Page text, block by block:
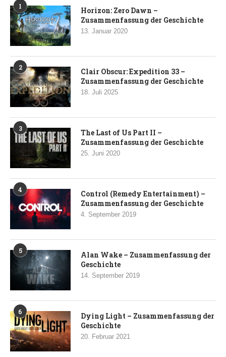
1
Horizon: Zero Dawn –
Zusammenfassung der Geschichte
13. Januar 2020
2
Clair Obscur: Expedition 33 –
Zusammenfassung der Geschichte
18. Juli 2025
3
The Last of Us Part II –
Zusammenfassung der Geschichte
25. Juni 2020
4
Control (Remedy Entertainment) –
Zusammenfassung der Geschichte
4. September 2019
5
Alan Wake – Zusammenfassung der
Geschichte
14. September 2019
6
Dying Light – Zusammenfassung der
Geschichte
20. Februar 2021